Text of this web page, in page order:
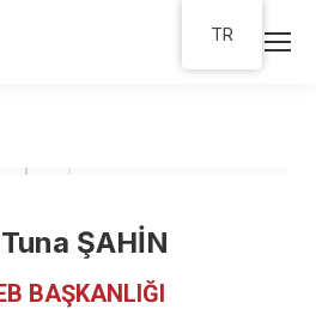
ŞAHİN
BAŞKANLIĞI
TR